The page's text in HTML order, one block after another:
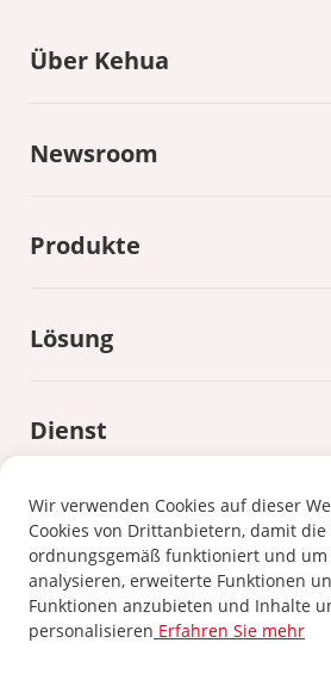
Wir verwenden Cookies auf dieser
Cookies von Drittanbietern, damit die
ordnungsgemäß funktioniert und um
analysieren, erweiterte Funktionen
Funktionen anzubieten und Inhalte
personalisieren Erfahren Sie mehr
Über Kehua
Newsroom
Produkte
Lösung
Dienst
©2024 Xiamen Kehua Digital
Datenschutzrichtlinie